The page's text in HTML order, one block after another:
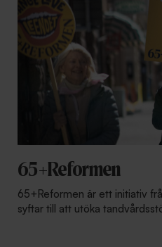
65+Reformen
65+Reformen är ett initiativ
syftar till att utöka